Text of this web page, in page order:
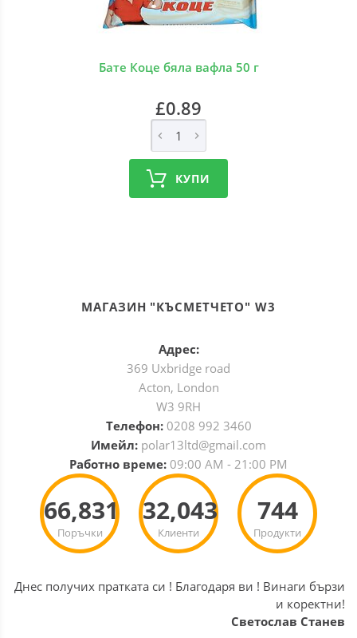
Бате Коце бяла вафла 50 г
£0.89
КУПИ
МАГАЗИН "КЪСМЕТЧЕТО" W3
Адрес:
369 Uxbridge road
Acton, London
W3 9RH
Телефон: 0208 992 3460
Имейл: polar13ltd@gmail.com
Работно време: 09:00 AM - 21:00 PM
Поръчки
66,831
Клиенти
32,043
Продукти
744
Днес получих пратката си ! Благодаря ви ! Винаги бързи
и коректни!
Светослав Станев